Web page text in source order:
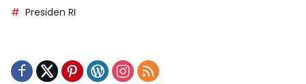
Presiden RI